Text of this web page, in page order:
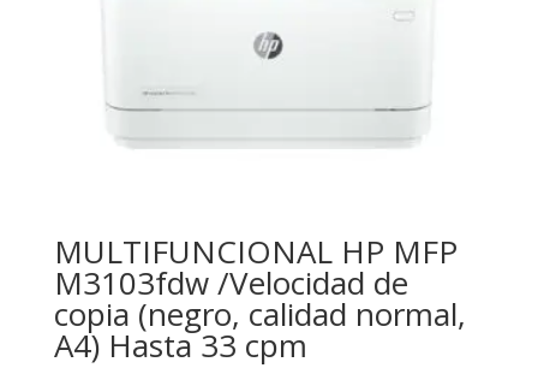
MULTIFUNCIONAL HP MFP
M3103fdw /Velocidad de
copia (negro, calidad normal,
A4) Hasta 33 cpm